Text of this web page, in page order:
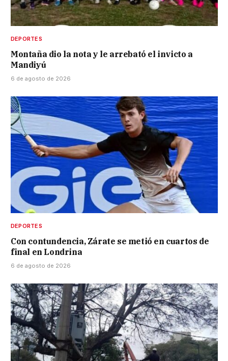
DEPORTES
Montaña dio la nota y le arrebató el invicto a
Mandiyú
6 de agosto de 2026
DEPORTES
Con contundencia, Zárate se metió en cuartos de
final en Londrina
6 de agosto de 2026